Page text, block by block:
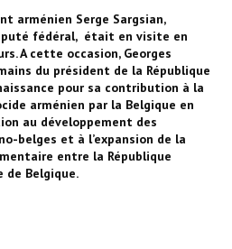
arménien Serge Sargsian,
fédéral, était en visite en
A cette occasion, Georges
du président de la République
pour sa contribution à la
arménien par la Belgique en
au développement des
belges et à l’expansion de la
entre la République
de Belgique.